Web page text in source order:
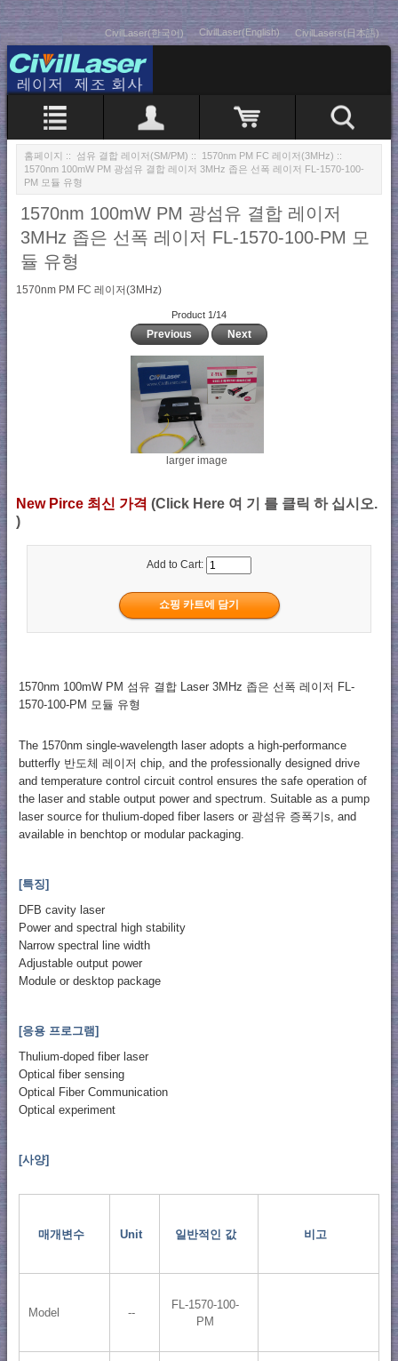
CivilLaser(한국어) CivilLaser(English) CivilLasers(日本語)
홈페이지 :: 섬유 결합 레이저(SM/PM) :: 1570nm PM FC 레이저(3MHz) ::
1570nm 100mW PM 광섬유 결합 레이저 3MHz 좁은 선폭 레이저 FL-1570-100-
PM 모듈 유형
1570nm 100mW PM 광섬유 결합 레이저
3MHz 좁은 선폭 레이저 FL-1570-100-PM 모
듈 유형
1570nm PM FC 레이저(3MHz)
Product 1/14
Previous Next
larger image
New Pirce 최신 가격 (Click Here 여 기 를 클릭 하 십시오.
)
Add to Cart:
1570nm 100mW PM 섬유 결합 Laser 3MHz 좁은 선폭 레이저 FL-
1570-100-PM 모듈 유형
The 1570nm single-wavelength laser adopts a high-performance
butterfly 반도체 레이저 chip, and the professionally designed drive
and temperature control circuit control ensures the safe operation of
the laser and stable output power and spectrum. Suitable as a pump
laser source for thulium-doped fiber lasers or 광섬유 증폭기s, and
available in benchtop or modular packaging.
[특징]
DFB cavity laser
Power and spectral high stability
Narrow spectral line width
Adjustable output power
Module or desktop package
[응용 프로그램]
Thulium-doped fiber laser
Optical fiber sensing
Optical Fiber Communication
Optical experiment
[사양]
매개변수 Unit 일반적인 값 비고
Model --
FL-1570-100-
PM